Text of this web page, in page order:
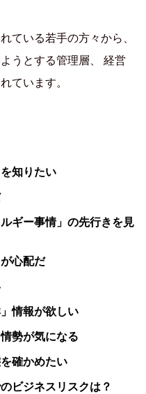
ている若手の方々から、
うとする管理層、 経営
ています。
知りたい
ギー事情」の先行きを見
心配だ
情報が欲しい
勢が気になる
確かめたい
ビジネスリスクは？